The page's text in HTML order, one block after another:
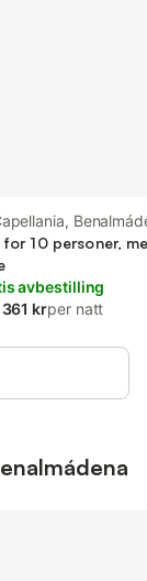
for 10 personer,
avbestilling
krper natt